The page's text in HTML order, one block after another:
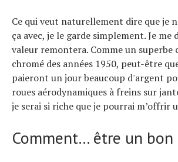
Ce qui veut naturellement dire que je
ça avec, je le garde simplement. Je me
valeur remontera. Comme un superbe
chromé des années 1950, peut-être
paieront un jour beaucoup d'argent
roues aérodynamiques à freins sur
je serai si riche que je pourrai m’offrir
Comment… être un